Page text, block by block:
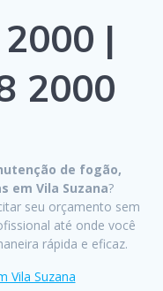
|
2000
de fogão,
em Vila Suzana?
seu orçamento sem
até onde você
rápida e eficaz.